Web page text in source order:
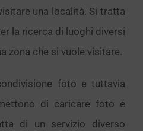
una località. Si tratta
la ricerca di luoghi diversi
zona che si vuole visitare.
foto e tuttavia
di caricare foto e
di un servizio diverso